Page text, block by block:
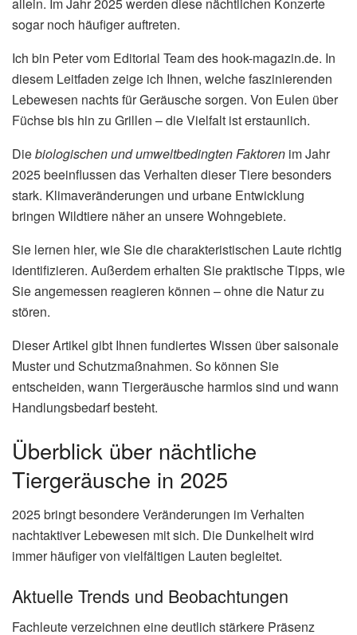
sogar noch häufiger auftreten.
Ich bin Peter vom Editorial Team des hook-magazin.de. In
diesem Leitfaden zeige ich Ihnen, welche faszinierenden
Lebewesen nachts für Geräusche sorgen. Von Eulen über
Füchse bis hin zu Grillen – die Vielfalt ist erstaunlich.
Diebiologischen und umweltbedingten Faktoren im Jahr
2025 beeinflussen das Verhalten dieser Tiere besonders
stark. Klimaveränderungen und urbane Entwicklung
bringen Wildtiere näher an unsere Wohngebiete.
Sie lernen hier, wie Sie die charakteristischen Laute richtig
identifizieren. Außerdem erhalten Sie praktische Tipps, wie
Sie angemessen reagieren können – ohne die Natur zu
stören.
Dieser Artikel gibt Ihnen fundiertes Wissen über saisonale
Muster und Schutzmaßnahmen. So können Sie
entscheiden, wann Tiergeräusche harmlos sind und wann
Handlungsbedarf besteht.
Überblick über nächtliche
Tiergeräusche in 2025
2025 bringt besondere Veränderungen im Verhalten
nachtaktiver Lebewesen mit sich. Die Dunkelheit wird
immer häufiger von vielfältigen Lauten begleitet.
Aktuelle Trends und Beobachtungen
Fachleute verzeichnen eine deutlich stärkere Präsenz